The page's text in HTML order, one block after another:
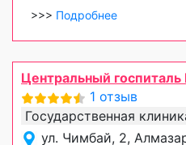
>>> Подробнее
Центральный
1 отзыв
Государственная
ул. Чимбай, 2,